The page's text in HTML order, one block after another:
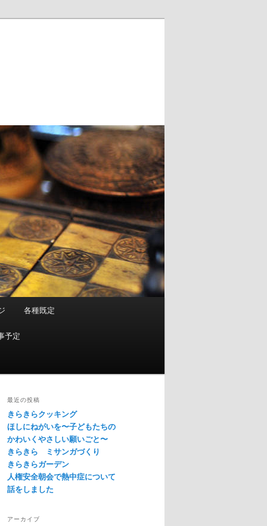
各種既定
予定
最近の投稿
きらきらクッキング
ほしにねがいを〜子どもたちの
かわいくやさしい願いごと〜
きらきら ミサンガづくり
きらきらガーデン
人権安全朝会で熱中症について
話をしました
アーカイブ